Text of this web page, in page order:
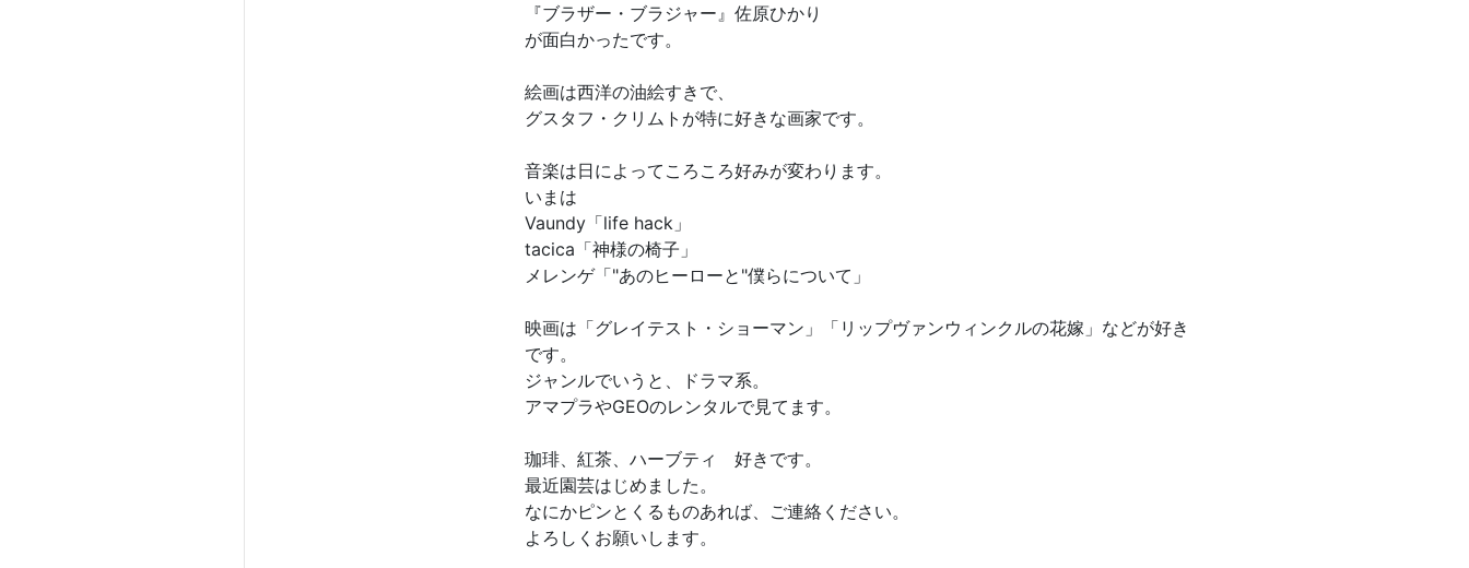
『ブラザー・ブラジャー』佐原ひかり
が面白かったです。
絵画は西洋の油絵すきで、
グスタフ・クリムトが特に好きな画家です。
音楽は日によってころころ好みが変わります。
いまは
Vaundy「life hack」
tacica「神様の椅子」
メレンゲ「"あのヒーローと"僕らについて」
映画は「グレイテスト・ショーマン」「リップヴァンウィンクルの花嫁」などが好き
です。
ジャンルでいうと、ドラマ系。
アマプラやGEOのレンタルで見てます。
珈琲、紅茶、ハーブティ 好きです。
最近園芸はじめました。
なにかピンとくるものあれば、ご連絡ください。
よろしくお願いします。